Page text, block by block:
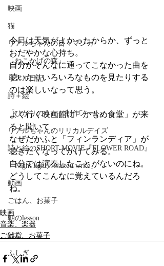
映画
猫
リアルちゃんの日々マンガ
「ねこかげの森」
リアル日記
詩＋絵
「ひかりのうた」制作ノート
リアルちゃんのリリカルデイズ
詩と絵のSHORT MOVIE『FLOWER ROAD』
「Night light／Naitou write」
動画
ごはん、お菓子
朝のlesson
雑貨
ふしぎ
今日は天気がよかったからか、ずっと
おだやかな心持ち。
自分がそんなに通ってこなかった曲を
聴いたりいろいろなものを見たりする
のは楽しいなって思う。
よく行く映画館に「かもめ食堂」が来
ると聞いて、
なぜだかふと「フィンランディア」が
聴きたくなってかけてみる。
自分では演奏したことがないのにね。
どうしてこんなに覚えているんだろ
ね。
映画
音楽、楽器
ごはん、お菓子